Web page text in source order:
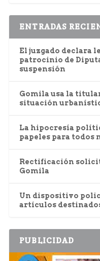
ENTRADAS
El juzgado declara
patrocinio de
suspensión
Gomila usa la
situación
La hipocresía
papeles para todos
Rectificación
Gomila
Un dispositivo
artículos
PUBLICIDAD